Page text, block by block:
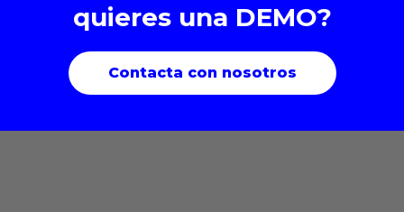
quieres una DEMO?
Contacta con nosotros